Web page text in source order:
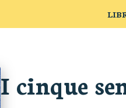
I cinque